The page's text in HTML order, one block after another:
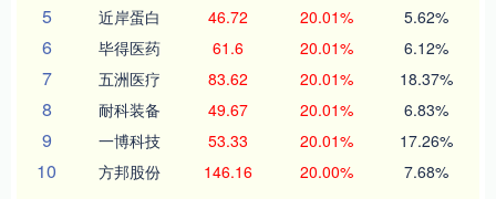
5 近岸蛋白 46.72 20.01% 5.62%
6 毕得医药 61.6 20.01% 6.12%
7 五洲医疗 83.62 20.01% 18.37%
8 耐科装备 49.67 20.01% 6.83%
9 一博科技 53.33 20.01% 17.26%
10 方邦股份 146.16 20.00% 7.68%